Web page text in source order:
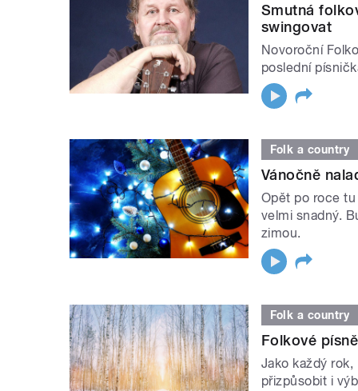
Smutná
swingovat
Novoroční
poslední
Folk a country
Vánočně
Opět po roce
velmi snadný.
zimou.
Folk a country
Folkové
Jako každý
přizpůsobit i